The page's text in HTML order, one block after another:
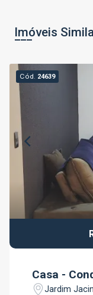
Imóveis
Cód. 24639
Casa -
Jardim